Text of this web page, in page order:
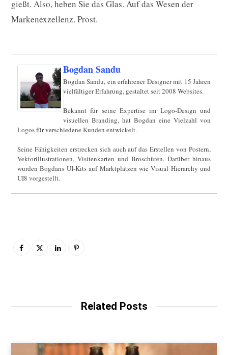
gießt. Also, heben Sie das Glas. Auf das Wesen der
Markenexzellenz. Prost.
Bogdan Sandu
Bogdan Sandu, ein erfahrener Designer mit 15 Jahren
vielfältiger Erfahrung, gestaltet seit 2008 Websites.
Bekannt für seine Expertise im Logo-Design und
visuellen Branding, hat Bogdan eine Vielzahl von
Logos für verschiedene Kunden entwickelt.
Seine Fähigkeiten erstrecken sich auch auf das Erstellen von Postern,
Vektorillustrationen, Visitenkarten und Broschüren. Darüber hinaus
wurden Bogdans UI-Kits auf Marktplätzen wie Visual Hierarchy und
UI8 vorgestellt.
Related Posts